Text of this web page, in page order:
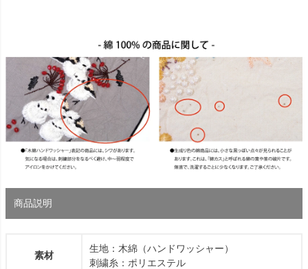
商品説明
素材
生地：木綿（ハンドワッシャー）
刺繍糸：ポリエステル